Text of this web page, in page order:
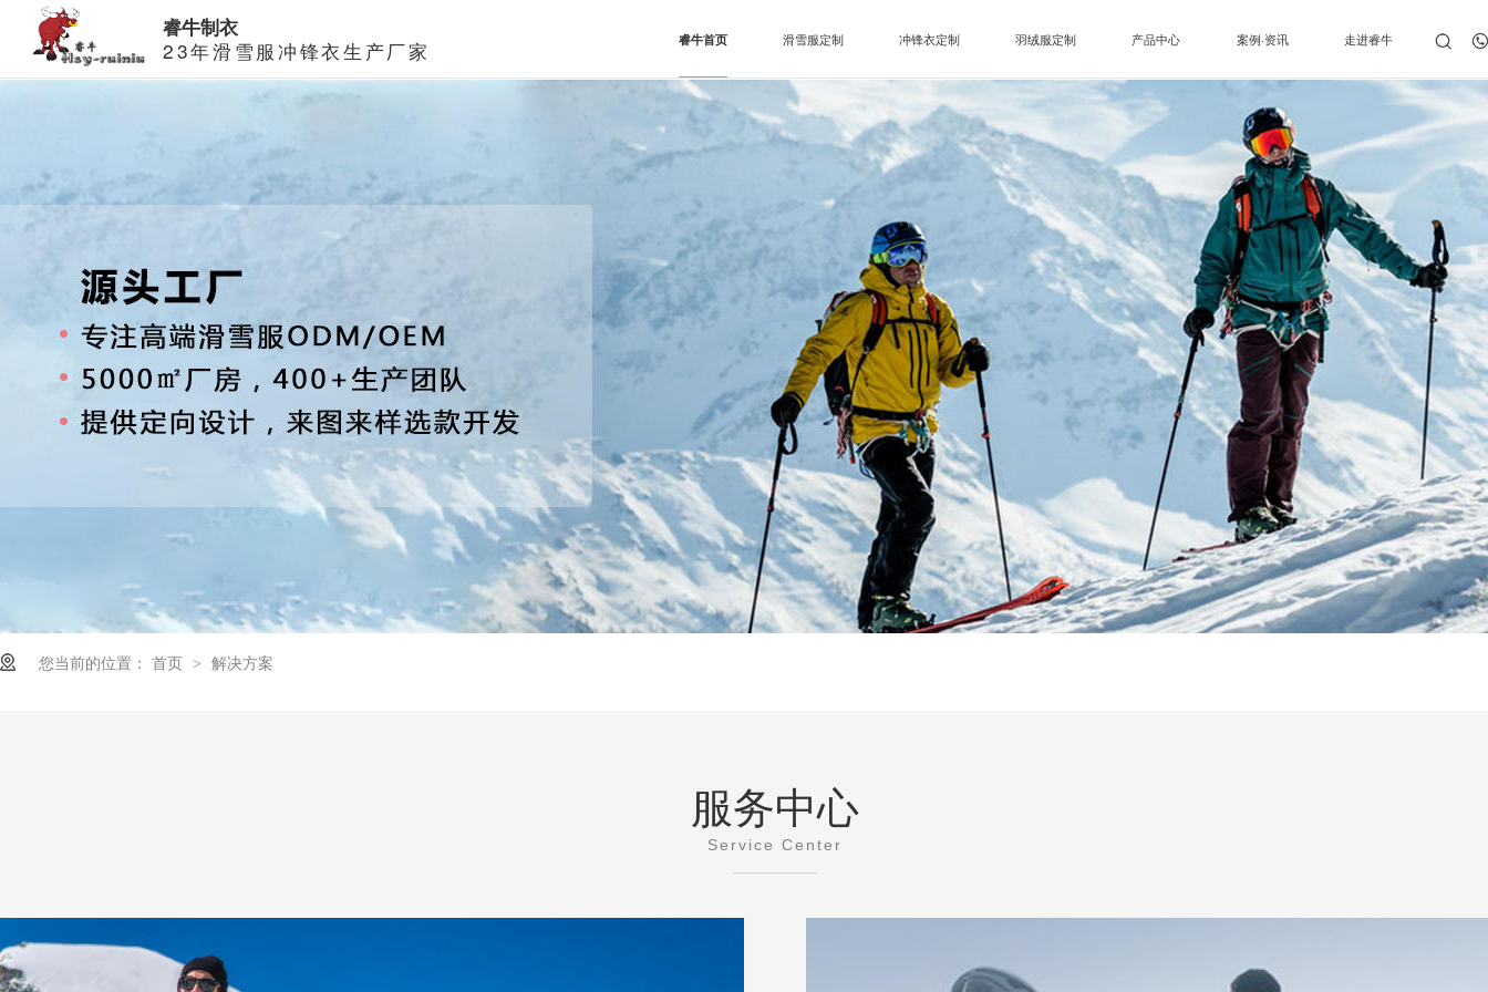
睿牛制衣
23年滑雪服冲锋衣生产厂家 睿牛首页 滑雪服定制 冲锋衣定制 羽绒服定制 产品中心 案例·资讯 走进睿牛
您当前的位置： 首页 > 解决方案
服务中心
Service Center